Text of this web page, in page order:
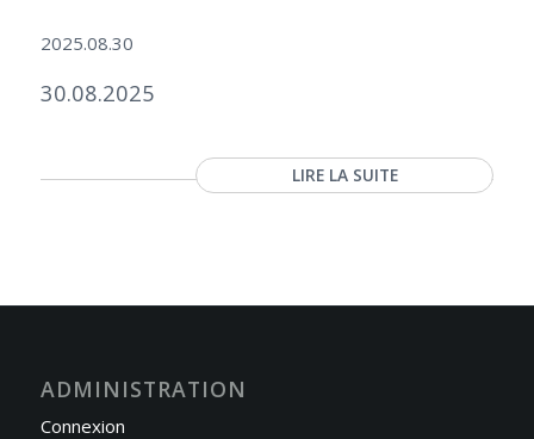
2025.08.30
30.08.2025
LIRE LA SUITE
ADMINISTRATION
Connexion